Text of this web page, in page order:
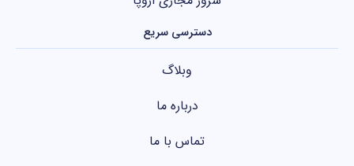
دسترسی سریع
وبلاگ
درباره ما
تماس با ما